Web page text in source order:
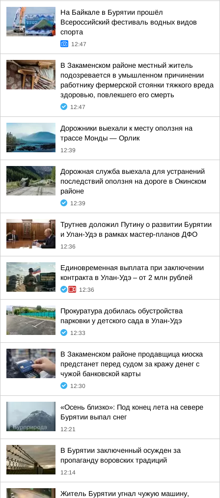
На Байкале в Бурятии прошёл
Всероссийский фестиваль водных видов
спорта
12:47
В Закаменском районе местный житель
подозревается в умышленном причинении
работнику фермерской стоянки тяжкого вреда
здоровью, повлекшего его смерть
12:47
Дорожники выехали к месту оползня на
трассе Монды — Орлик
12:39
Дорожная служба выехала для устранений
последствий оползня на дороге в Окинском
районе
12:39
Трутнев доложил Путину о развитии Бурятии
и Улан-Удэ в рамках мастер-планов ДФО
12:36
Единовременная выплата при заключении
контракта в Улан-Удэ – от 2 млн рублей
12:36
Прокуратура добилась обустройства
парковки у детского сада в Улан-Удэ
12:33
В Закаменском районе продавщица киоска
предстанет перед судом за кражу денег с
чужой банковской карты
12:30
«Осень близко»: Под конец лета на севере
Бурятии выпал снег
12:21
В Бурятии заключенный осужден за
пропаганду воровских традиций
12:14
Житель Бурятии угнал чужую машину,